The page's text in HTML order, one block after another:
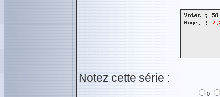
Notez cette série :
0